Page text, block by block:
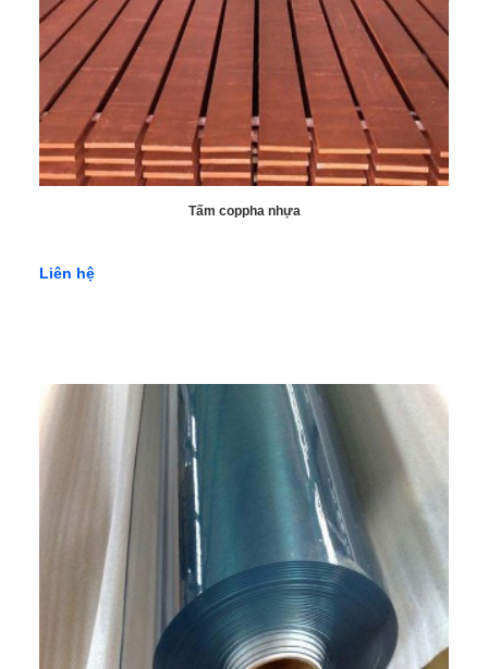
Tấm coppha nhựa
Liên hệ